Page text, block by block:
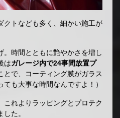
クトなども多く、細かい施工が
。時間とともに艶やかさを増し
はガレージ内で24事間放置プ
で、コーティング膜がガラス
も大事な時間なんですよ！）
これよりラッピングとプロテク
た。